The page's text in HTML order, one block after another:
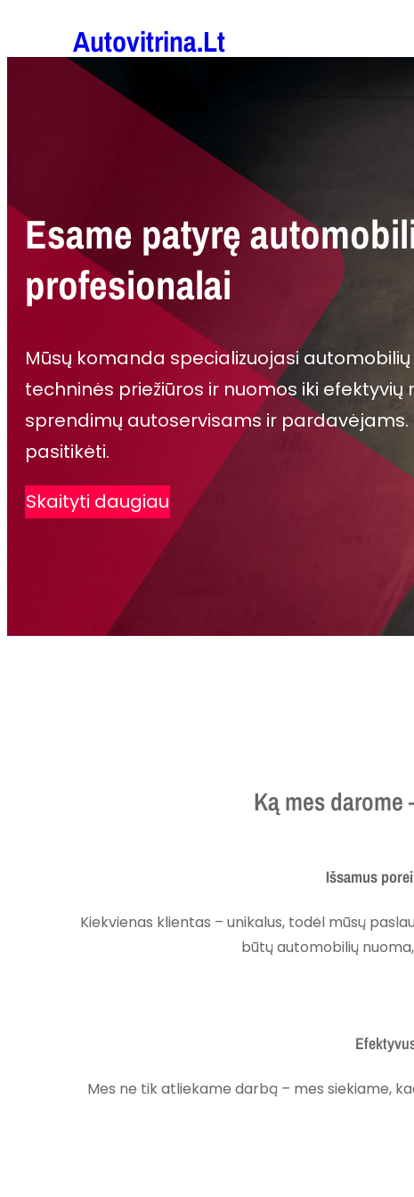
prie
Autovitrina.lt
Esame patyrę
profesionalai
Mūsų komanda specializuojasi
techninės priežiūros ir nuomos iki efektyvių
sprendimų autoservisams ir pardavėjams.
pasitikėti.
Skaityti daugiau
Ką mes
Išsamus
Kiekvienas klientas – unikalus, todėl mūsų
būtų automobilių
Mes ne tik atliekame darbą – mes siekiame,